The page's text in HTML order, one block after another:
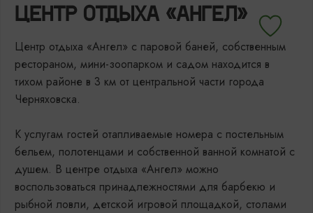
ЦЕНТР ОТДЫХА «АНГЕЛ»
Центр отдыха «Ангел» с паровой баней, собственным
рестораном, мини-зоопарком и садом находится в
тихом районе в 3 км от центральной части города
Черняховска.
К услугам гостей отапливаемые номера с постельным
бельем, полотенцами и собственной ванной комнатой с
душем. В центре отдыха «Ангел» можно
воспользоваться принадлежностями для барбекю и
рыбной ловли, детской игровой площадкой, столами